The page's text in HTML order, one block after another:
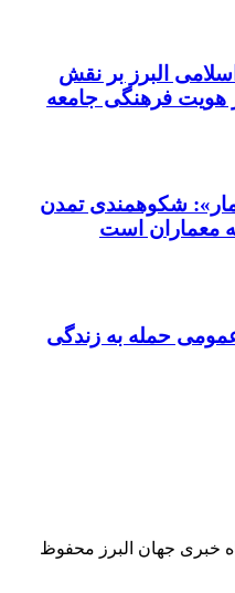
البرز بر نقش
هویت فرهنگی جامعه
شکوهمندی تمدن
معماران است
حمله به زندگی
خبری جهان البرز محفوظ